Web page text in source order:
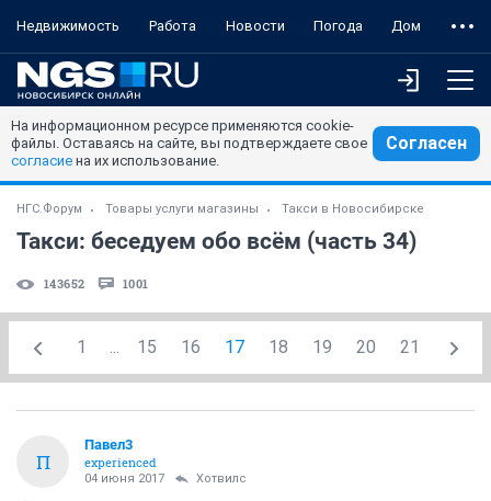
Недвижимость Работа Новости Погода Дом
На информационном ресурсе применяются cookie-
файлы. Оставаясь на сайте, вы подтверждаете свое
согласие на их использование.
Согласен
НГС.Форум Товары услуги магазины Такси в Новосибирске
Такси: беседуем обо всём (часть 34)
143652 1001
1 ... 15 16 17 18 19 20 21
П
Павел3
experienced
04 июня 2017 Хотвилс